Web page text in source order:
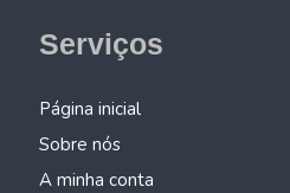
Serviços
Página inicial
Sobre nós
A minha conta